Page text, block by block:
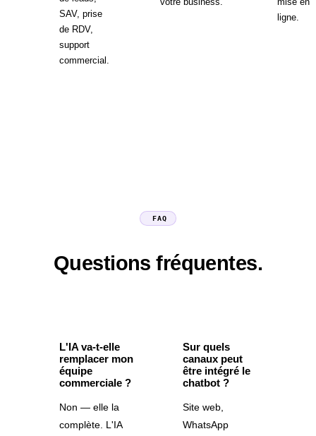
SAV, prise
de RDV,
support
commercial.
ligne.
FAQ
Questions fréquentes.
L'IA va-t-elle
remplacer mon
équipe
commerciale ?
Non — elle la
complète. L'IA
Sur quels
canaux peut
être intégré le
chatbot ?
Site web,
WhatsApp